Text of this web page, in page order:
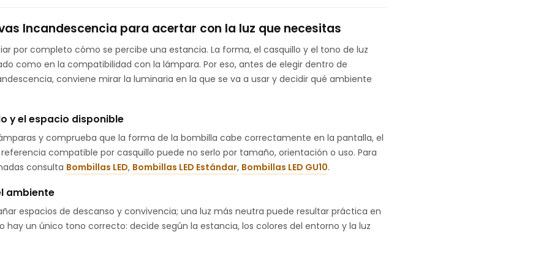
Incandescencia para acertar con la luz que necesitas
por completo cómo se percibe una estancia. La forma, el casquillo y el tono de luz
como en la compatibilidad con la lámpara. Por eso, antes de elegir dentro de
conviene mirar la luminaria en la que se va a usar y decidir qué ambiente
y el espacio disponible
y comprueba que la forma de la bombilla cabe correctamente en la pantalla, el
compatible por casquillo puede no serlo por tamaño, orientación o uso. Para
consulta Bombillas LED, Bombillas LED Estándar, Bombillas LED GU10.
ambiente
espacios de descanso y convivencia; una luz más neutra puede resultar práctica en
hay un único tono correcto: decide según la estancia, los colores del entorno y la luz